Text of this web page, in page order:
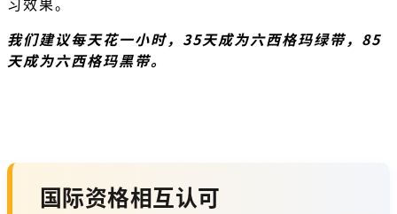
我们建议每天花一小时，35天成为六西格玛绿带，85
天成为六西格玛黑带。
国际资格相互认可